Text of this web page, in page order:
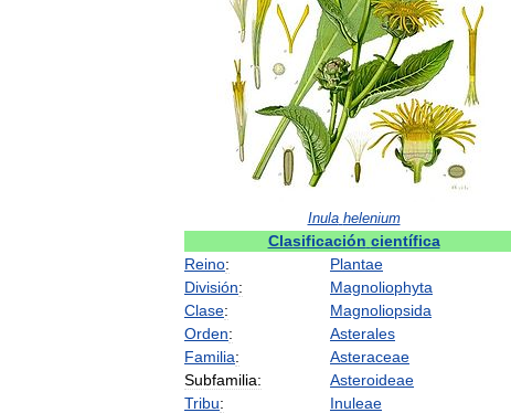
Inula helenium
Clasificación científica
Reino:
Plantae
División:
Magnoliophyta
Clase:
Magnoliopsida
Orden:
Asterales
Familia:
Asteraceae
Subfamilia:
Asteroideae
Tribu:
Inuleae